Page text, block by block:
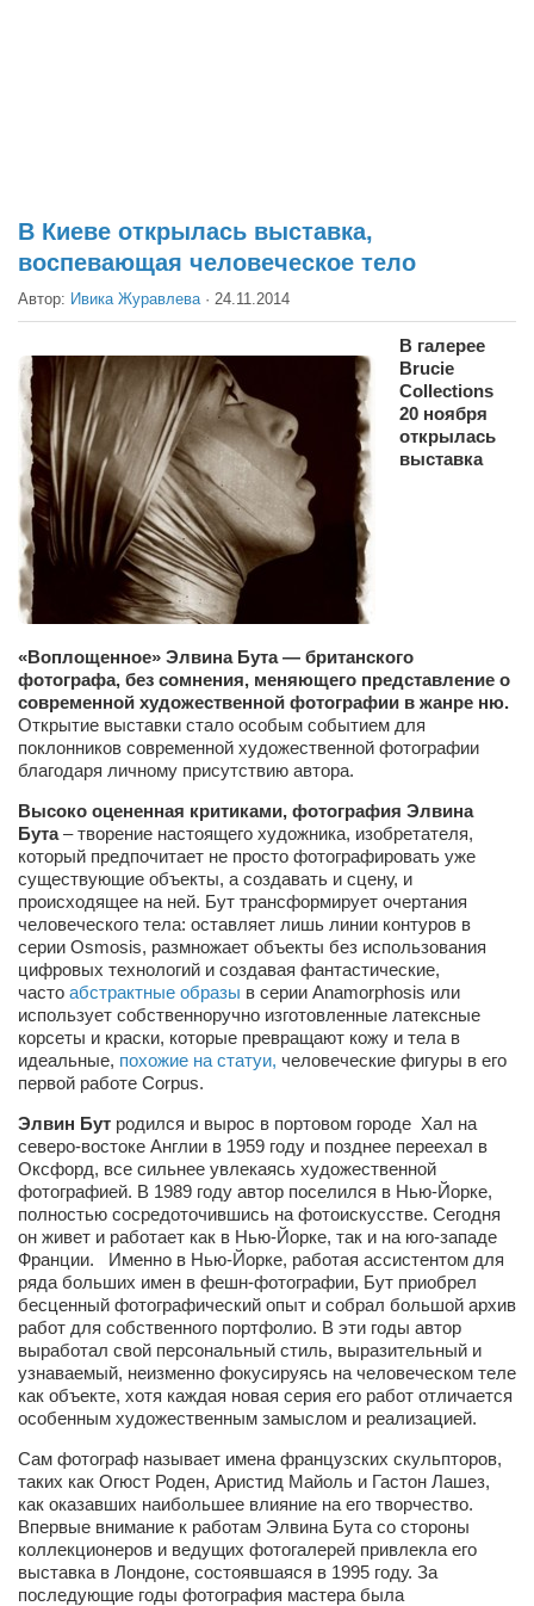
Выборы
Деньги
Опросы
Экология
Здоровье
Здоровый образ жизни
Сам себе доктор
Активный отдых
Курьезы
Досье
Арт-менеджеры
Лариса Ильченко
Тамара Кубракова
Елена Мельник
Вера Паненко
Семён Салатенко
Сергей Шепилов
Актёры
Валентин Бурый
Александра Сокол
Барды
Владимир Айзенберг
Игорь Добровольский
Ольга Козаченко
Оксана Скоробагатская
Александра Скорук
Евгений Полюхович
Ольга Чикина
Бизнес-партнёры
Врач психиатр–нарколог Анплеев А.Б.
В Киеве открылась выставка,
воспевающая человеческое тело
Автор: Ивика Журавлева · 24.11.2014
В галерее
Brucie
Collections
20 ноября
открылась
выставка
«Воплощенное» Элвина Бута — британского
фотографа, без сомнения, меняющего представление о
современной художественной фотографии в жанре ню.
Открытие выставки стало особым событием для
поклонников современной художественной фотографии
благодаря личному присутствию автора.
Высоко оцененная критиками, фотография Элвина
Бута– творение настоящего художника, изобретателя,
который предпочитает не просто фотографировать уже
существующие объекты, а создавать и сцену, и
происходящее на ней. Бут трансформирует очертания
человеческого тела: оставляет лишь линии контуров в
серии Osmosis, размножает объекты без использования
цифровых технологий и создавая фантастические,
часто абстрактные образы в серии Anamorphosis или
использует собственноручно изготовленные латексные
корсеты и краски, которые превращают кожу и тела в
идеальные, похожие на статуи, человеческие фигуры в его
первой работе Corpus.
Элвин Бут родился и вырос в портовом городе Хал на
северо-востоке Англии в 1959 году и позднее переехал в
Оксфорд, все сильнее увлекаясь художественной
фотографией. В 1989 году автор поселился в Нью-Йорке,
полностью сосредоточившись на фотоискусстве. Сегодня
он живет и работает как в Нью-Йорке, так и на юго-западе
Франции. Именно в Нью-Йорке, работая ассистентом для
ряда больших имен в фешн-фотографии, Бут приобрел
бесценный фотографический опыт и собрал большой архив
работ для собственного портфолио. В эти годы автор
выработал свой персональный стиль, выразительный и
узнаваемый, неизменно фокусируясь на человеческом теле
как объекте, хотя каждая новая серия его работ отличается
особенным художественным замыслом и реализацией.
Сам фотограф называет имена французских скульпторов,
таких как Огюст Роден, Аристид Майоль и Гастон Лашез,
как оказавших наибольшее влияние на его творчество.
Впервые внимание к работам Элвина Бута со стороны
коллекционеров и ведущих фотогалерей привлекла его
выставка в Лондоне, состоявшаяся в 1995 году. За
последующие годы фотография мастера была